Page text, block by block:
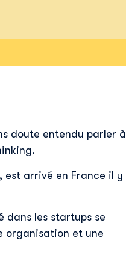
doute entendu parler à
est arrivé en France il y
les startups se
organisation et une